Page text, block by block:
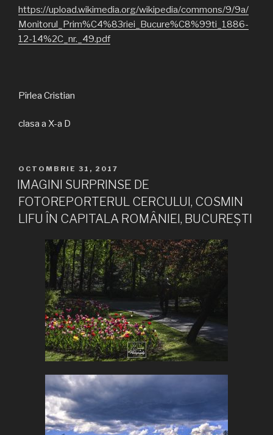
https://upload.wikimedia.org/wikipedia/commons/9/9a/
Monitorul_Prim%C4%83riei_Bucure%C8%99ti_1886-
12-14%2C_nr._49.pdf
Pîrlea Cristian
clasa a X-a D
PUBLICAT
PE
OCTOMBRIE 31, 2017
IMAGINI SURPRINSE DE
FOTOREPORTERUL CERCULUI, COSMIN
LIFU ÎN CAPITALA ROMÂNIEI, BUCUREȘTI